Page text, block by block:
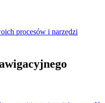
procesów i narzędzi